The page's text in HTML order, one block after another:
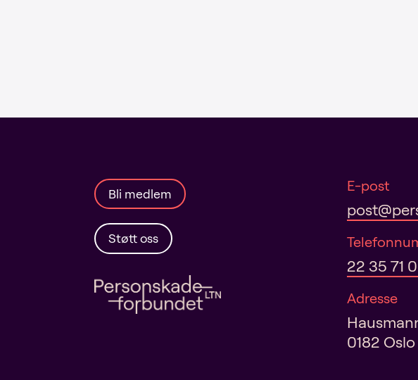
Bli medlem
Støtt oss
E-post
22 35 71
Adresse
0182 Oslo